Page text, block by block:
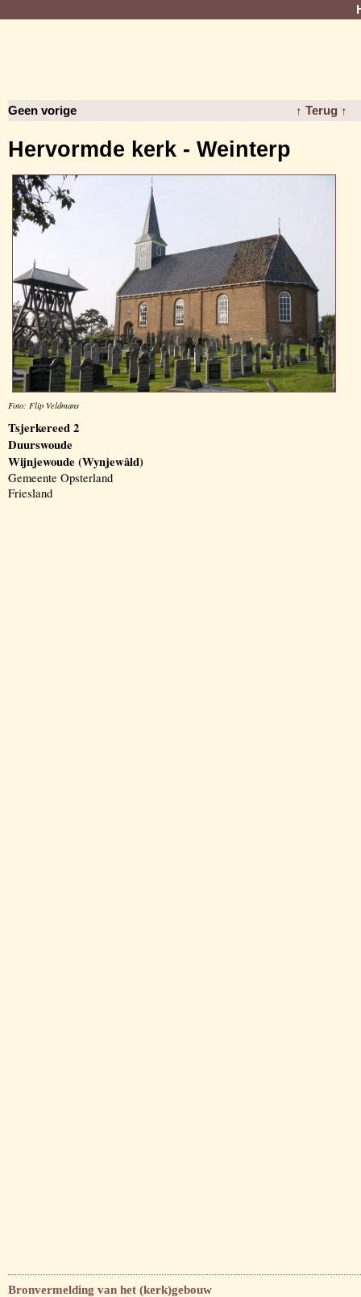
Geen vorige ↑ Terug ↑
Hervormde kerk - Weinterp
Foto: Flip Veldmans
Tsjerkereed 2
Duurswoude
Wijnjewoude (Wynjewâld)
Gemeente Opsterland
Friesland
Bronvermelding van het (kerk)gebouw